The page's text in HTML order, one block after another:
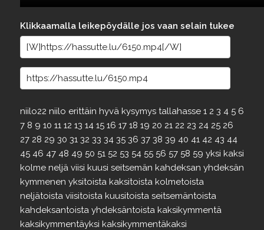
Klikkaamalla leikepöydälle jos vaan selain tukee
niilo22 niilo erittäin hyvä kysymys tallahasse 1 2 3 4 5 6
7 8 9 10 11 12 13 14 15 16 17 18 19 20 21 22 23 24 25 26
27 28 29 30 31 32 33 34 35 36 37 38 39 40 41 42 43 44
45 46 47 48 49 50 51 52 53 54 55 56 57 58 59 yksi kaksi
kolme neljä viisi kuusi seitsemän kahdeksan yhdeksän
kymmenen yksitoista kaksitoista kolmetoista
neljätoista viisitoista kuusitoista seitsemäntoista
kahdeksantoista yhdeksäntoista kaksikymmentä
kaksikymmentäyksi kaksikymmentäkaksi